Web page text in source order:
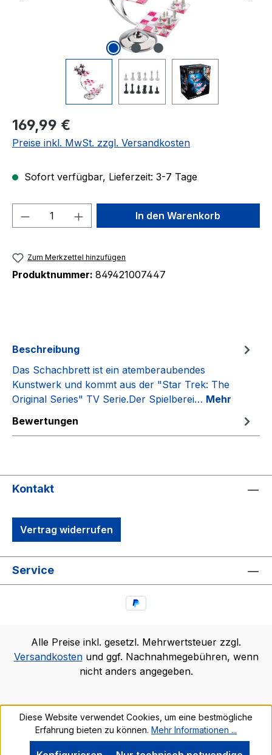
Regulärer Preis:
169,99 €
Preise inkl. MwSt. zzgl. Versandkosten
Sofort verfügbar, Lieferzeit: 3-7 Tage
Produkt Anzahl: Gib denIn den Warenkorb
Zum Merkzettel hinzufügen
Produktnummer: 849421007447
Beschreibung
Das Schachbrett ist ein atemberaubendes
Kunstwerk und kommt aus der "Star Trek: The
Original Series" TV Serie.Der Spielberei… Mehr
Bewertungen
Kontakt
Vertrag widerrufen
Service
Alle Preise inkl. gesetzl. Mehrwertsteuer zzgl.
Versandkostenund ggf. Nachnahmegebühren, wenn
nicht anders angegeben.
Diese Website verwendet Cookies, um eine bestmögliche
Erfahrung bieten zu können. Mehr Informationen ...